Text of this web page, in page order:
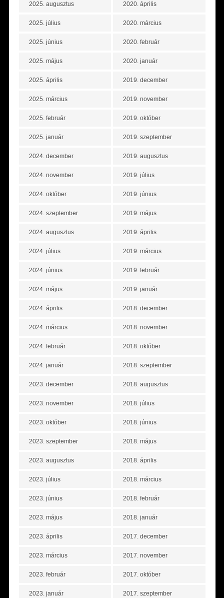
2025. augusztus
2025. július
2025. június
2025. május
2025. április
2025. március
2025. február
2025. január
2024. december
2024. november
2024. október
2024. szeptember
2024. augusztus
2024. július
2024. június
2024. május
2024. április
2024. március
2024. február
2024. január
2023. december
2023. november
2023. október
2023. szeptember
2023. augusztus
2023. július
2023. június
2023. május
2023. április
2023. március
2023. február
2023. január
2020. április
2020. március
2020. február
2020. január
2019. december
2019. november
2019. október
2019. szeptember
2019. augusztus
2019. július
2019. június
2019. május
2019. április
2019. március
2019. február
2019. január
2018. december
2018. november
2018. október
2018. szeptember
2018. augusztus
2018. július
2018. június
2018. május
2018. április
2018. március
2018. február
2018. január
2017. december
2017. november
2017. október
2017. szeptember